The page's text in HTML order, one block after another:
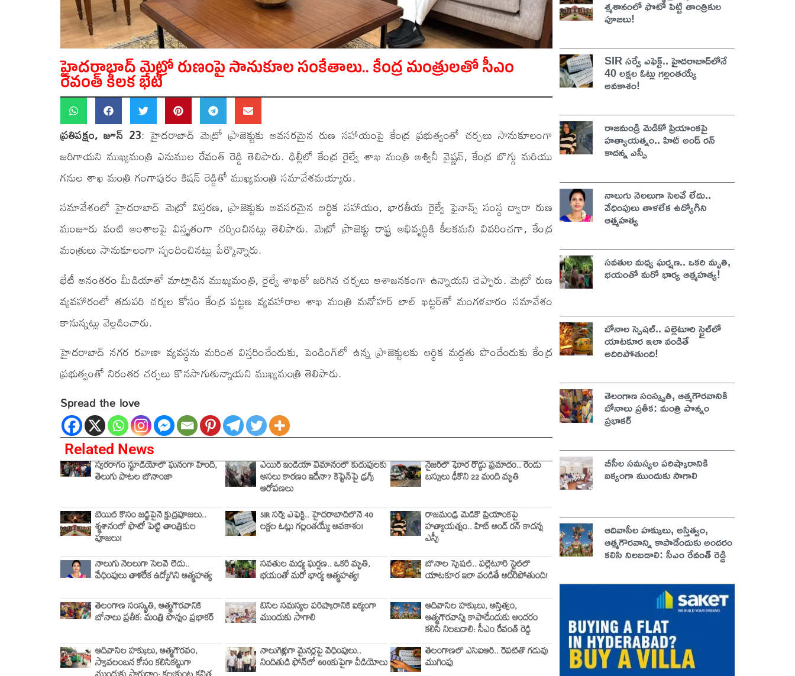
హైదరాబాద్ మెట్రో రుణంపై సానుకూల సంకేతాలు.. కేంద్ర మంత్రులతో సీఎం
రేవంత్ కీలక భేటీ
ప్రతిపక్షం, జూన్ 23: హైదరాబాద్ మెట్రో ప్రాజెక్టుకు అవసరమైన రుణ సహాయంపై కేంద్ర ప్రభుత్వంతో చర్చలు సానుకూలంగా
జరిగాయని ముఖ్యమంత్రి ఎనుముల రేవంత్ రెడ్డి తెలిపారు. ఢిల్లీలో కేంద్ర రైల్వే శాఖ మంత్రి అశ్వినీ వైష్ణవ్, కేంద్ర బొగ్గు మరియు
గనుల శాఖ మంత్రి గంగాపురం కిషన్ రెడ్డితో ముఖ్యమంత్రి సమావేశమయ్యారు.
సమావేశంలో హైదరాబాద్ మెట్రో విస్తరణ, ప్రాజెక్టుకు అవసరమైన ఆర్థిక సహాయం, భారతీయ రైల్వే ఫైనాన్స్ సంస్థ ద్వారా రుణ
మంజూరు వంటి అంశాలపై విస్తృతంగా చర్చించినట్లు తెలిపారు. మెట్రో ప్రాజెక్టు రాష్ట్ర అభివృద్ధికి కీలకమని వివరించగా, కేంద్ర
మంత్రులు సానుకూలంగా స్పందించినట్లు పేర్కొన్నారు.
భేటీ అనంతరం మీడియాతో మాట్లాడిన ముఖ్యమంత్రి, రైల్వే శాఖతో జరిగిన చర్చలు ఆశాజనకంగా ఉన్నాయని చెప్పారు. మెట్రో రుణ
వ్యవహారంలో తదుపరి చర్యల కోసం కేంద్ర పట్టణ వ్యవహారాల శాఖ మంత్రి మనోహర్ లాల్ ఖట్టర్‌తో మంగళవారం సమావేశం
కానున్నట్లు వెల్లడించారు.
హైదరాబాద్ నగర రవాణా వ్యవస్థను మరింత విస్తరించేందుకు, పెండింగ్‌లో ఉన్న ప్రాజెక్టులకు ఆర్థిక మద్దతు పొందేందుకు కేంద్ర
ప్రభుత్వంతో నిరంతర చర్చలు కొనసాగుతున్నాయని ముఖ్యమంత్రి తెలిపారు.
Spread the love
Related News
స్వరరాగం స్టూడియోలో ఘనంగా హిందీ,
తెలుగు పాటల బొనాంజా
ఎయిర్ ఇండియా విమానంలో కుదుపులకు
అసలు కారణం ఇదేనా? కెప్టెన్‌పై డ్రగ్స్
ఆరోపణలు
నైజర్‌లో ఘోర రోడ్డు ప్రమాదం.. రెండు
బస్సులు ఢీకొని 22 మంది మృతి
బెయిల్ కోసం జడ్జిపైనే క్షుద్రపూజలు..
శ్మశానంలో ఫొటో పెట్టి తాంత్రికుల
పూజలు!
SIR సర్వే ఎఫెక్ట్.. హైదరాబాద్‌లోనే 40
లక్షల ఓట్లు గల్లంతయ్యే అవకాశం!
రాజమండ్రి మెడికో ప్రియాంకపై
హత్యాయత్నం.. హిట్ అండ్ రన్ కాదన్న
ఎస్పీ
నాలుగు నెలలుగా సెలవే లేదు..
వేధింపులు తాళలేక ఉద్యోగిని ఆత్మహత్య
సవతుల మధ్య ఘర్షణ.. ఒకరి మృతి,
భయంతో మరో భార్య ఆత్మహత్య!
బోనాల స్పెషల్.. పల్లెటూరి స్టైల్‌లో
యాటకూర ఇలా వండితే అదిరిపోతుంది!
తెలంగాణ సంస్కృతి, ఆత్మగౌరవానికి
బోనాలు ప్రతీక: మంత్రి పొన్నం ప్రభాకర్
బీసీల సమస్యల పరిష్కారానికి ఐక్యంగా
ముందుకు సాగాలి
ఆదివాసీల హక్కులు, అస్తిత్వం,
ఆత్మగౌరవాన్ని కాపాడేందుకు అందరం
కలిసి నిలబడాలి: సీఎం రేవంత్ రెడ్డి
ఆదివాసీల హక్కులు, ఆత్మగౌరవం,
స్వావలంబన కోసం కలిసికట్టుగా
నాలుగేళ్లుగా మైనర్లపై వేధింపులు..
నిందితుడి ఫోన్‌లో 600కుపైగా వీడియోలు
తెలంగాణలో ఎస్‌ఐఆర్‌.. రేపటితో గడువు
ముగింపు
శ్మశానంలో ఫొటో పెట్టి తాంత్రికుల
పూజలు!
SIR సర్వే ఎఫెక్ట్.. హైదరాబాద్‌లోనే
40 లక్షల ఓట్లు గల్లంతయ్యే
అవకాశం!
రాజమండ్రి మెడికో ప్రియాంకపై
హత్యాయత్నం.. హిట్ అండ్ రన్
కాదన్న ఎస్పీ
నాలుగు నెలలుగా సెలవే లేదు..
వేధింపులు తాళలేక ఉద్యోగిని
ఆత్మహత్య
సవతుల మధ్య ఘర్షణ.. ఒకరి మృతి,
భయంతో మరో భార్య ఆత్మహత్య!
బోనాల స్పెషల్.. పల్లెటూరి స్టైల్‌లో
యాటకూర ఇలా వండితే
అదిరిపోతుంది!
తెలంగాణ సంస్కృతి, ఆత్మగౌరవానికి
బోనాలు ప్రతీక: మంత్రి పొన్నం
ప్రభాకర్
బీసీల సమస్యల పరిష్కారానికి
ఐక్యంగా ముందుకు సాగాలి
ఆదివాసీల హక్కులు, అస్తిత్వం,
ఆత్మగౌరవాన్ని కాపాడేందుకు అందరం
కలిసి నిలబడాలి: సీఎం రేవంత్ రెడ్డి